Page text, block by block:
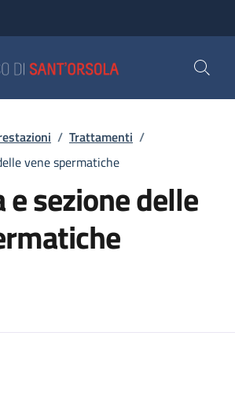
/ Trattamenti /
vene spermatiche
e sezione delle